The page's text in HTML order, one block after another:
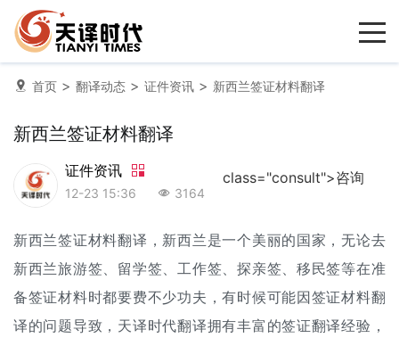
首页 > 翻译动态 > 证件资讯 > 新西兰签证材料翻译
新西兰签证材料翻译
证件资讯
12-23 15:36 3164
class="consult">咨询
新西兰签证材料翻译，新西兰是一个美丽的国家，无论去
新西兰旅游签、留学签、工作签、探亲签、移民签等在准
备签证材料时都要费不少功夫，有时候可能因签证材料翻
译的问题导致，天译时代翻译拥有丰富的签证翻译经验，